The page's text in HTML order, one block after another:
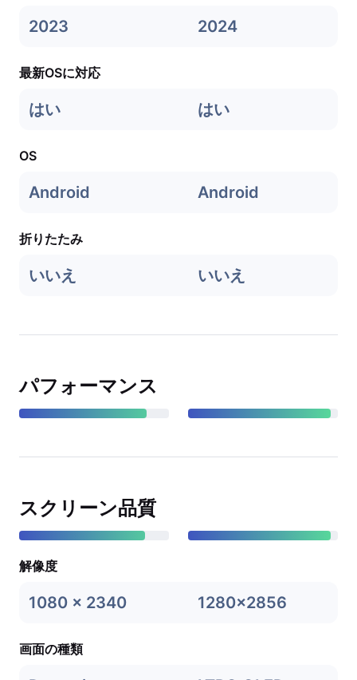
2023 2024
最新OSに対応
はい はい
OS
Android Android
折りたたみ
いいえ いいえ
パフォーマンス
スクリーン品質
解像度
1080 x 2340 1280x2856
画面の種類